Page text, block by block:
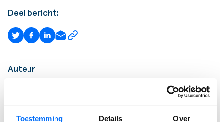
Toestemming Details Over
Deel bericht:
Auteur
Lead Marketing